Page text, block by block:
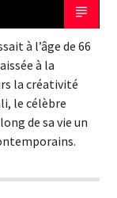
à l’âge de 66
à la
la créativité
le célèbre
de sa vie un